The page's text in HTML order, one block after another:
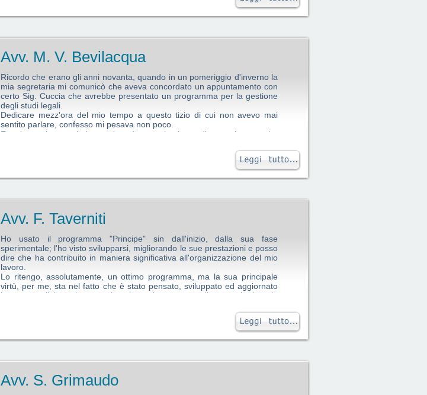
immessi esattamente i dati dei singoli fascicoli, può essere interamente
delegato a "principe"
Avv. M. V. Bevilacqua
Ricordo che erano gli anni novanta, quando in un pomeriggio d'inverno la
mia segretaria mi comunicò che aveva concordato un appuntamento con
certo Sig. Cuccia che avrebbe presentato un programma per la gestione
degli studi legali.
Dedicare mezz'ora del mio tempo a questo tizio di cui non avevo mai
sentito parlare, confesso mi pesava non poco.
E poi, perche avrei dovuto introdurre nel mio studio un sistema che
ormai consolidati? Da allora è trascorso tanto tempo, tantissimo; dopo
aver visto il programma lo acquistai senza neanche riflettere un attimo.
Ad oggi nessun pentimento, lo trovo ottimo, lo consiglio, ritengo sia il
migliore sul mercato e come si suole dire: "soldi spesi bene".
Avv. F. Taverniti
Ho usato il programma "Principe" sin dall'inizio, dalla sua fase
sperimentale; l'ho visto svilupparsi, migliorando le sue prestazioni e posso
dire che ha contribuito in maniera significativa all'organizzazione del mio
lavoro.
Lo ritengo, assolutamente, un ottimo programma, ma la sua principale
virtù, per me, sta nel fatto che è stato pensato, sviluppato ed aggiornato
in stretta collaborazione con i suoi utenti: un gruppo di avvocati, al quale
peculiarità del proprio lavoro e veder risolti i relativi problemi; si è creato,
così, un vincolo non solo di collaborazione, ma anche di sincera amicizia,
con l'inventore del programma ed io so di poter contare, in ogni
circostanza, su di una assistenza sollecita, non solamente efficace sotto il
Avv. S. Grimaudo